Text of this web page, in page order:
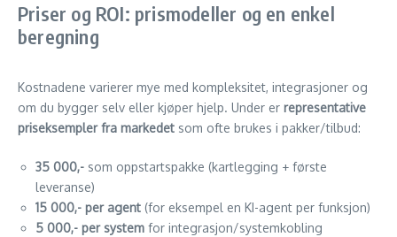
Priser og ROI: prismodeller og en enkel
beregning
Kostnadene varierer mye med kompleksitet, integrasjoner og
om du bygger selv eller kjøper hjelp. Under er representative
priseksempler fra markedet som ofte brukes i pakker/tilbud:
35 000,- som oppstartspakke (kartlegging + første
leveranse)
15 000,- per agent (for eksempel en KI-agent per funksjon)
5 000,- per system for integrasjon/systemkobling